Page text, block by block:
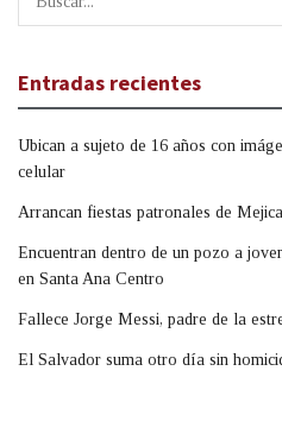
Entradas recientes
Ubican a sujeto de 16 años con
celular
Arrancan fiestas patronales de
Encuentran dentro de un pozo a
en Santa Ana Centro
Fallece Jorge Messi, padre de la
El Salvador suma otro día sin